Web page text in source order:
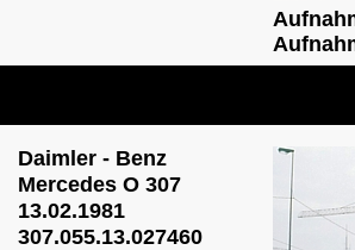
Daimler - Benz
Mercedes O 307
13.02.1981
307.055.13.027460